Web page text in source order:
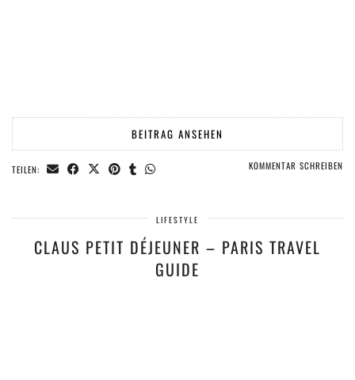
BEITRAG ANSEHEN
TEILEN: KOMMENTAR SCHREIBEN
LIFESTYLE
CLAUS PETIT DÉJEUNER – PARIS TRAVEL
GUIDE